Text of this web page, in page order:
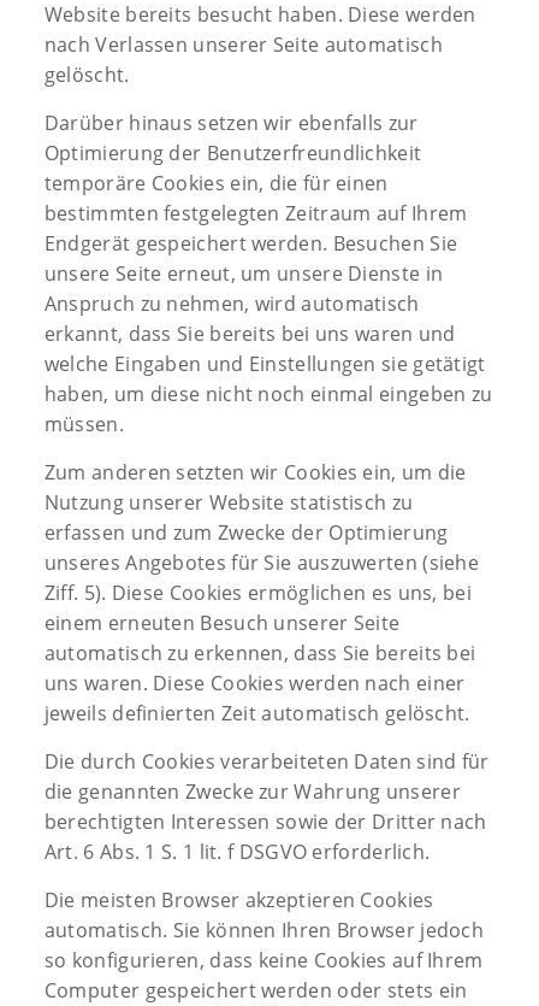
Website bereits besucht haben. Diese werden
nach Verlassen unserer Seite automatisch
gelöscht.
Darüber hinaus setzen wir ebenfalls zur
Optimierung der Benutzerfreundlichkeit
temporäre Cookies ein, die für einen
bestimmten festgelegten Zeitraum auf Ihrem
Endgerät gespeichert werden. Besuchen Sie
unsere Seite erneut, um unsere Dienste in
Anspruch zu nehmen, wird automatisch
erkannt, dass Sie bereits bei uns waren und
welche Eingaben und Einstellungen sie getätigt
haben, um diese nicht noch einmal eingeben zu
müssen.
Zum anderen setzten wir Cookies ein, um die
Nutzung unserer Website statistisch zu
erfassen und zum Zwecke der Optimierung
unseres Angebotes für Sie auszuwerten (siehe
Ziff. 5). Diese Cookies ermöglichen es uns, bei
einem erneuten Besuch unserer Seite
automatisch zu erkennen, dass Sie bereits bei
uns waren. Diese Cookies werden nach einer
jeweils definierten Zeit automatisch gelöscht.
Die durch Cookies verarbeiteten Daten sind für
die genannten Zwecke zur Wahrung unserer
berechtigten Interessen sowie der Dritter nach
Art. 6 Abs. 1 S. 1 lit. f DSGVO erforderlich.
Die meisten Browser akzeptieren Cookies
automatisch. Sie können Ihren Browser jedoch
so konfigurieren, dass keine Cookies auf Ihrem
Computer gespeichert werden oder stets ein